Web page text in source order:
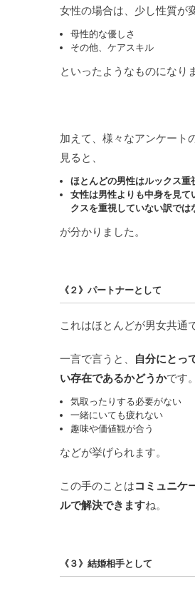
女性の場合は、少し性質が
母性的な優しさ
その他、ケアスキル
といったようなものになり
加えて、様々なアンケート
見ると、
ほとんどの男性はルックス重
女性は男性よりも中身を見て
クスを重視していない訳では
が分かりました。
《２》パートナーとして
これはほとんどが男女共通
一言で言うと、
自分にとっ
い存在であるかどうかです。
気取ったりする必要がない
一緒にいても疲れない
趣味や価値観が合う
などが挙げられます。
この手のことはコミュニケ
ルで解決できますね。
《３》結婚相手として